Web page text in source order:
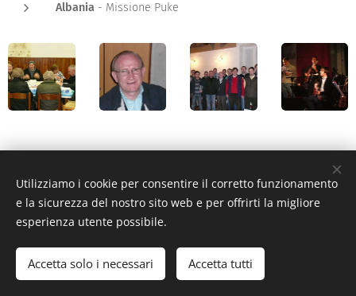
Albania - Missione Puke
© 2021 Amici di don Maurizio o.n.l.u.s.
amicididonmaurizio@gmail.com
Associazione di Volontariato
Cookies
Utilizziamo i cookie per consentire il corretto funzionamento
e la sicurezza del nostro sito web e per offrirti la migliore
esperienza utente possibile.
Accetta solo i necessari Accetta tutti